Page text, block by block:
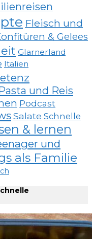
Fleisch und
& Gelees
Glarnerland
Italien
und Reis
Podcast
Salate Schnelle
& lernen
und
als Familie